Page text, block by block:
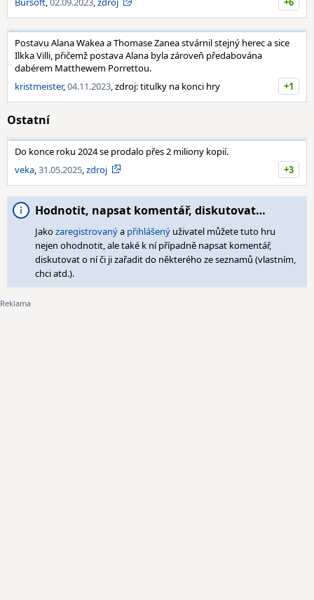
Postavu Alana Wakea a Thomase Zanea stvárnil stejný herec a sice
Ilkka Villi, přičemž postava Alana byla zároveň předabována
dabérem Matthewem Porrettou.
kristmeister,04.11.2023, zdroj: titulky na konci hry +1
Ostatní
Do konce roku 2024 se prodalo přes 2 miliony kopií.
veka,31.05.2025,zdroj +3
Hodnotit, napsat komentář, diskutovat…
Jakozaregistrovanýa přihlášený uživatel můžete tuto hru
nejen ohodnotit, ale také k ní případně napsat komentář,
diskutovat o ní či ji zařadit do některého ze seznamů (vlastním,
chci atd.).